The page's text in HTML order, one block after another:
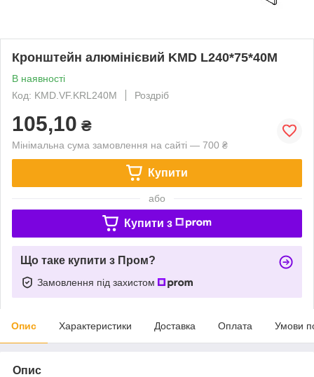
Кронштейн алюмінієвий KMD L240*75*40M
В наявності
Код: KMD.VF.KRL240M
Роздріб
105,10 ₴
Мінімальна сума замовлення на сайті — 700 ₴
Купити
або
Купити з
Що таке купити з Пром?
Замовлення під захистом
Опис Характеристики Доставка Оплата Умови
Опис